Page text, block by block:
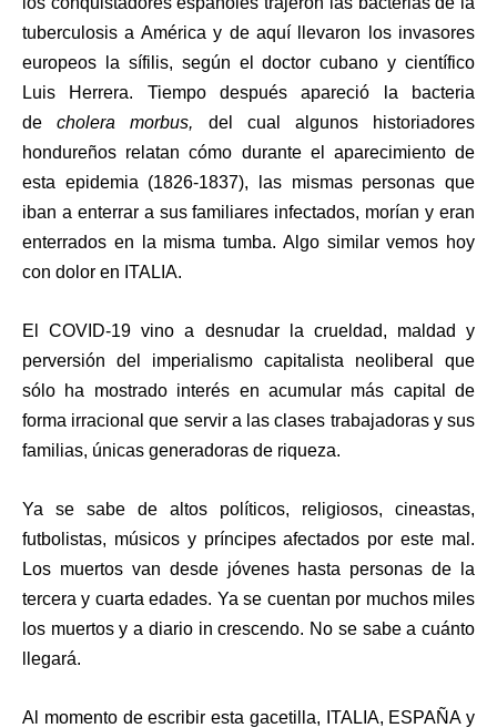
tuberculosis a América y de aquí llevaron los invasores
europeos la sífilis, según el doctor cubano y científico
Luis Herrera. Tiempo después apareció la bacteria
decholera morbus, del cual algunos historiadores
hondureños relatan cómo durante el aparecimiento de
esta epidemia (1826-1837), las mismas personas que
iban a enterrar a sus familiares infectados, morían y eran
enterrados en la misma tumba. Algo similar vemos hoy
con dolor en ITALIA.
El COVID-19 vino a desnudar la crueldad, maldad y
perversión del imperialismo capitalista neoliberal que
sólo ha mostrado interés en acumular más capital de
forma irracional que servir a las clases trabajadoras y sus
familias, únicas generadoras de riqueza.
Ya se sabe de altos políticos, religiosos, cineastas,
futbolistas, músicos y príncipes afectados por este mal.
Los muertos van desde jóvenes hasta personas de la
tercera y cuarta edades. Ya se cuentan por muchos miles
los muertos y a diario in crescendo. No se sabe a cuánto
llegará.
Al momento de escribir esta gacetilla, ITALIA, ESPAÑA y